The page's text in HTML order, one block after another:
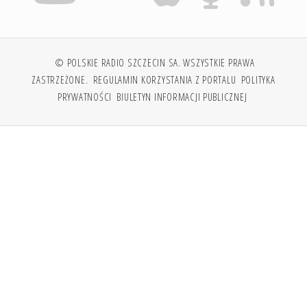
© POLSKIE RADIO SZCZECIN SA. WSZYSTKIE PRAWA
ZASTRZEŻONE. REGULAMIN KORZYSTANIA Z PORTALU POLITYKA
PRYWATNOŚCI BIULETYN INFORMACJI PUBLICZNEJ